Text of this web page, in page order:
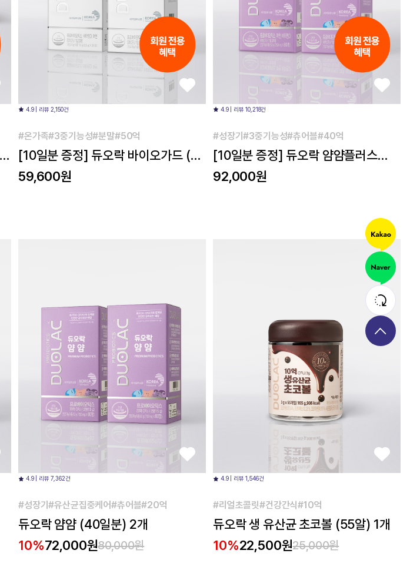
4.9 | 리뷰 2,150건
#온가족#3중기능성#분말#50억
[10일분 증정] 듀오락 바이오가드 (30
일분) 2개
59,600원
4.9 | 리뷰 10,218건
#성장기#3중기능성#츄어블#40억
[10일분 증정] 듀오락 얌얌플러스
(40일분) 2개
92,000원
4.9 | 리뷰 7,362건
#성장기#유산균집중케어#츄어블#20억
듀오락 얌얌 (40일분) 2개
10%72,000원80,000원
4.9 | 리뷰 1,546건
#리얼초콜릿#건강간식#10억
듀오락 생 유산균 초코볼 (55알) 1개
10%22,500원25,000원